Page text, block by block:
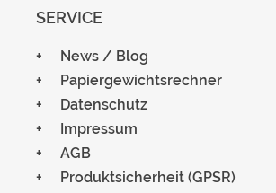
SERVICE
News / Blog
Papiergewichtsrechner
Datenschutz
Impressum
AGB
Produktsicherheit (GPSR)